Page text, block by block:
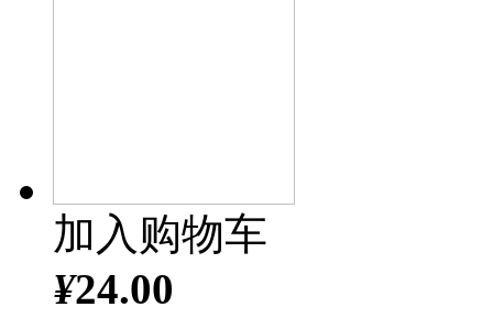
加入购物车
¥24.00